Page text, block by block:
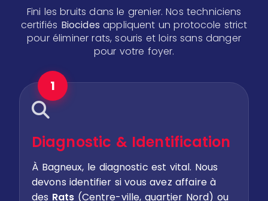
Fini les bruits dans le grenier. Nos techniciens
certifiés Biocides appliquent un protocole strict
pour éliminer rats, souris et loirs sans danger
pour votre foyer.
1
Diagnostic & Identification
À Bagneux, le diagnostic est vital. Nous
devons identifier si vous avez affaire à
des Rats (Centre-ville, quartier Nord) ou